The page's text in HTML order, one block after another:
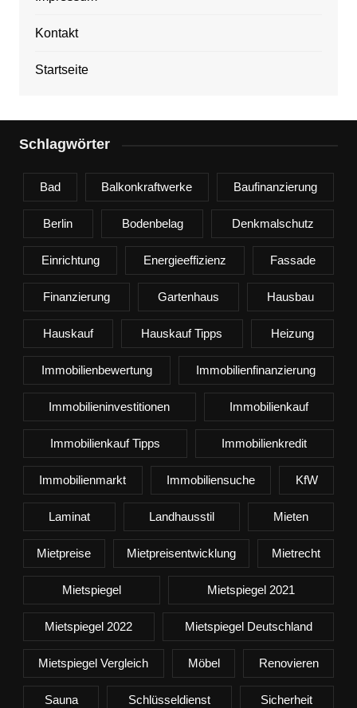
Kontakt
Startseite
Schlagwörter
Bad Balkonkraftwerke Baufinanzierung
Berlin Bodenbelag Denkmalschutz
Einrichtung Energieeffizienz Fassade
Finanzierung Gartenhaus Hausbau
Hauskauf Hauskauf Tipps Heizung
Immobilienbewertung Immobilienfinanzierung
Immobilieninvestitionen Immobilienkauf
Immobilienkauf Tipps Immobilienkredit
Immobilienmarkt Immobiliensuche KfW
Laminat Landhausstil Mieten
Mietpreise Mietpreisentwicklung Mietrecht
Mietspiegel Mietspiegel 2021
Mietspiegel 2022 Mietspiegel Deutschland
Mietspiegel Vergleich Möbel Renovieren
Sauna Schlüsseldienst Sicherheit